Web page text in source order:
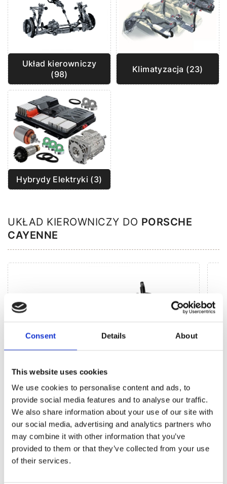
Consent Details About
This website uses cookies
We use cookies to personalise content and ads, to
provide social media features and to analyse our traffic.
We also share information about your use of our site with
our social media, advertising and analytics partners who
may combine it with other information that you’ve
provided to them or that they’ve collected from your use
of their services.
Układ kierowniczy
(98)
Klimatyzacja (23)
Hybrydy Elektryki (3)
UKŁAD KIEROWNICZY DO PORSCHE
CAYENNE
Agregaty układu kierowniczego (35)
Przekładnia kierownicza EPS (7)
Przekładnia kierownicza ze wspomaganiem